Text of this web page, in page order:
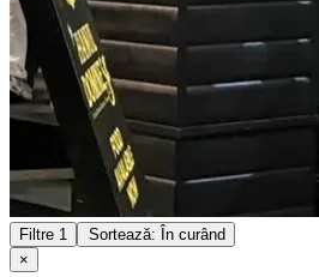
Filtre 1
Sortează: În curând
×